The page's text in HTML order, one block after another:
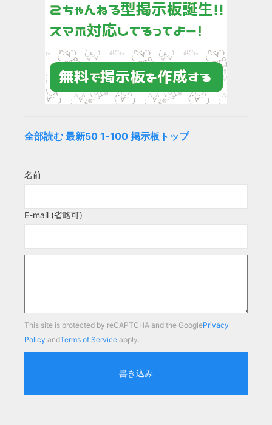
全部読む 最新50 1-100 掲示板トップ
名前
E-mail (省略可)
This site is protected by reCAPTCHA and the GooglePrivacy
Policy andTerms of Service apply.
書き込み